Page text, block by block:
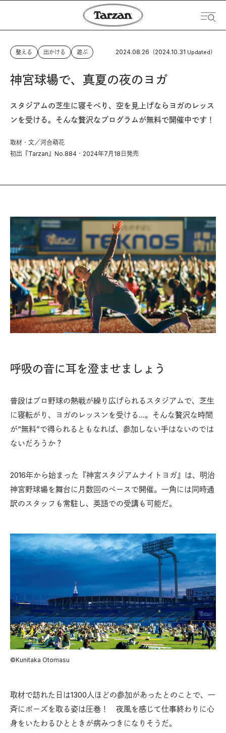
整える 出かける 遊ぶ 2024.08.26 （2024.10.31 Updated）
神宮球場で、真夏の夜のヨガ
スタジアムの芝生に寝そべり、空を見上げならヨガのレッス
ンを受ける。そんな贅沢なプログラムが無料で開催中です！
取材・文／河合萌花
初出『Tarzan』No.884・2024年7月18日発売
呼吸の音に耳を澄ませましょう
普段はプロ野球の熱戦が繰り広げられるスタジアムで、芝生
に寝転がり、ヨガのレッスンを受ける…。そんな贅沢な時間
が“無料”で得られるともなれば、参加しない手はないのでは
ないだろうか？
2016年から始まった『神宮スタジアムナイトヨガ』は、明治
神宮野球場を舞台に月数回のペースで開催。一角には同時通
訳のスタッフも常駐し、英語での受講も可能だ。
©Kunitaka Otomasu
取材で訪れた日は1300人ほどの参加があったとのことで、一
斉にポーズを取る姿は圧巻！ 夜風を感じて仕事終わりに心
身をいたわるひとときが病みつきになりそうだ。